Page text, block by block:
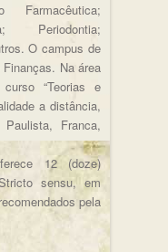
Farmacêutica;
Periodontia;
O campus de
Na área
“Teorias e
a distância,
Franca,
12 (doze)
sensu, em
pela